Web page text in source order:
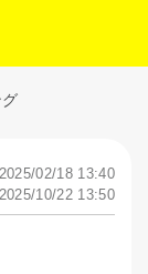
グ
02/18 13:40
10/22 13:50